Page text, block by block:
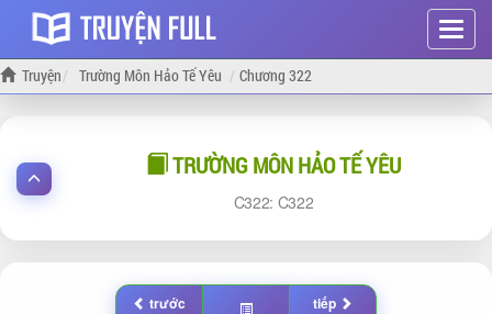
Hiện
menu
Truyện Trường Môn Hảo Tế Yêu Chương 322
TRƯỜNG MÔN HẢO TẾ YÊU
322: 322
trước tiếp